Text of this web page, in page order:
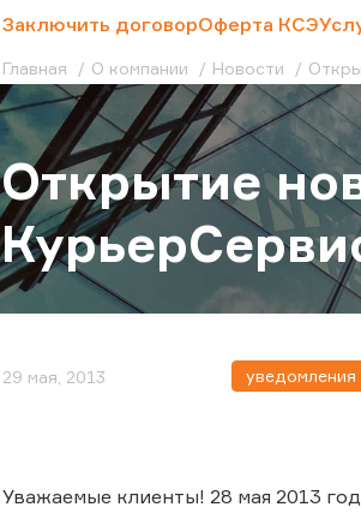
Заключить договорОферта КСЭ
Главная О компании Новости
Открытие
29 мая, 2013 уведомления
Уважаемые клиенты! 28 мая 2013